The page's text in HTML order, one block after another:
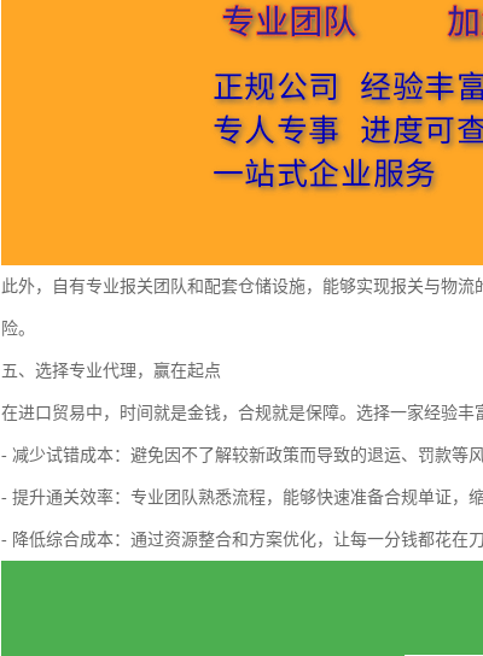
此外，自有专业报关团队和配套仓储设施，能够实现报关与物
险。
五、选择专业代理，赢在起点
在进口贸易中，时间就是金钱，合规就是保障。选择一家经验
- 减少试错成本：避免因不了解较新政策而导致的退运、罚款等风
- 提升通关效率：专业团队熟悉流程，能够快速准备合规单证，缩
- 降低综合成本：通过资源整合和方案优化，让每一分钱都花在刀